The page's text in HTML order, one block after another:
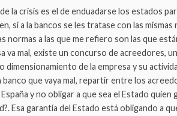
la crisis es el de enduadarse los estados
si a la bancos se les tratase con las mismas
normas a las que me refiero son las que
mal, existe un concurso de acreedores, un
de la empresa y su
que vaya mal, repartir entre los
y no obligar a que sea el Estado
Esa garantía del Estado está obligando a